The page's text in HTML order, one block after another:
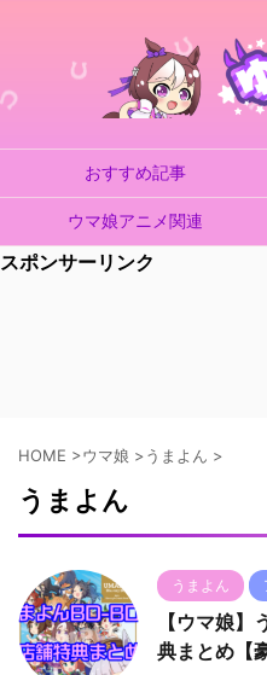
おすすめ記事
ウマ娘アニメ関連
スポンサーリンク
HOME >ウマ娘 >うまよん >
うまよん
うまよん
【ウマ娘
典まとめ【